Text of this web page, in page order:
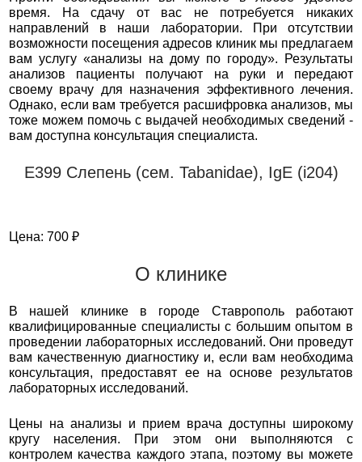
время. На сдачу от вас не потребуется никаких
направлений в наши лаборатории. При отсутствии
возможности посещения адресов клиник мы предлагаем
вам услугу «анализы на дому по городу». Результаты
анализов пациенты получают на руки и передают
своему врачу для назначения эффективного лечения.
Однако, если вам требуется расшифровка анализов, мы
тоже можем помочь с выдачей необходимых сведений -
вам доступна консультация специалиста.
Е399 Слепень (сем. Tabanidae), IgE (i204)
Цена: 700 ₽
О клинике
В нашей клинике в городе Ставрополь работают
квалифицированные специалисты с большим опытом в
проведении лабораторных исследований. Они проведут
вам качественную диагностику и, если вам необходима
консультация, предоставят ее на основе результатов
лабораторных исследований.
Цены на анализы и прием врача доступны широкому
кругу населения. При этом они выполняются с
контролем качества каждого этапа, поэтому вы можете